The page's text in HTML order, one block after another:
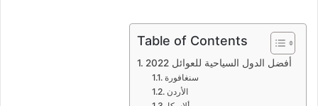
Table of Contents
أفضل الدول السياحية للعوائل 2022
سنغافورة
الأردن